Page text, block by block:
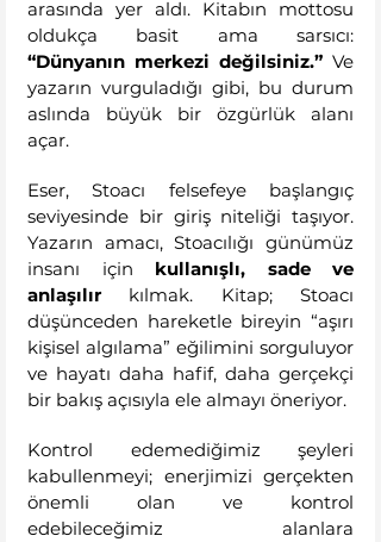
arasında yer aldı. Kitabın mottosu
“Dünyanın merkezi değilsiniz.” Ve
yazarın vurguladığı gibi, bu durum
aslında büyük bir özgürlük alanı
açar.
Eser, Stoacı felsefeye başlangıç
seviyesinde bir giriş niteliği taşıyor.
Yazarın amacı, Stoacılığı günümüz
insanı için kullanışlı, sade ve
anlaşılır kılmak. Kitap; Stoacı
düşünceden hareketle bireyin “aşırı
kişisel algılama” eğilimini sorguluyor
ve hayatı daha hafif, daha gerçekçi
bir bakış açısıyla ele almayı öneriyor.
Kontrol edemediğimiz şeyleri
kabullenmeyi; enerjimizi gerçekten
önemli olan ve kontrol
edebileceğimiz alanlara